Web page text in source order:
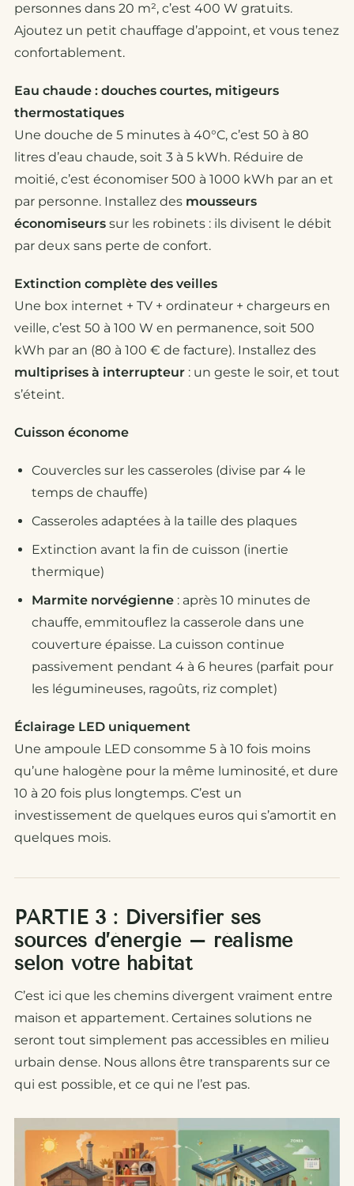
personnes dans 20 m², c’est 400 W gratuits.
Ajoutez un petit chauffage d’appoint, et vous tenez
confortablement.
Eau chaude : douches courtes, mitigeurs
thermostatiques
Une douche de 5 minutes à 40°C, c’est 50 à 80
litres d’eau chaude, soit 3 à 5 kWh. Réduire de
moitié, c’est économiser 500 à 1000 kWh par an et
par personne. Installez des mousseurs
économiseurs sur les robinets : ils divisent le débit
par deux sans perte de confort.
Extinction complète des veilles
Une box internet + TV + ordinateur + chargeurs en
veille, c’est 50 à 100 W en permanence, soit 500
kWh par an (80 à 100 € de facture). Installez des
multiprises à interrupteur : un geste le soir, et tout
s’éteint.
Cuisson économe
Couvercles sur les casseroles (divise par 4 le
temps de chauffe)
Casseroles adaptées à la taille des plaques
Extinction avant la fin de cuisson (inertie
thermique)
Marmite norvégienne : après 10 minutes de
chauffe, emmitouflez la casserole dans une
couverture épaisse. La cuisson continue
passivement pendant 4 à 6 heures (parfait pour
les légumineuses, ragoûts, riz complet)
Éclairage LED uniquement
Une ampoule LED consomme 5 à 10 fois moins
qu’une halogène pour la même luminosité, et dure
10 à 20 fois plus longtemps. C’est un
investissement de quelques euros qui s’amortit en
quelques mois.
PARTIE 3 : Diversifier ses
sources d’énergie – réalisme
selon votre habitat
C’est ici que les chemins divergent vraiment entre
maison et appartement. Certaines solutions ne
seront tout simplement pas accessibles en milieu
urbain dense. Nous allons être transparents sur ce
qui est possible, et ce qui ne l’est pas.